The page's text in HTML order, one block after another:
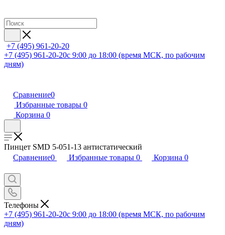
+7 (495) 961-20-20
+7 (495) 961-20-20с 9:00 до 18:00 (время МСК, по рабочим
дням)
Сравнение0
Избранные товары 0
Корзина 0
Пинцет SMD 5-051-13 антистатический
Сравнение0 Избранные товары 0 Корзина 0
Телефоны
+7 (495) 961-20-20с 9:00 до 18:00 (время МСК, по рабочим
дням)